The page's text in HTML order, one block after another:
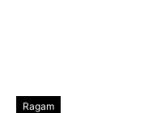
Ragam